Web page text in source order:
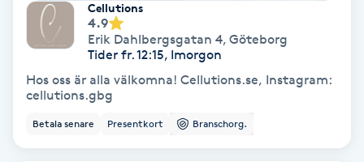
Fransk manikyr
Fransrengöring
Cellutions
4.9
Erik Dahlbergsgatan 4, Göteborg
Tider fr. 12:15, Imorgon
Hos oss är alla välkomna! Cellutions.se, Instagram:
cellutions.gbg
Betala senare Presentkort Branschorg.